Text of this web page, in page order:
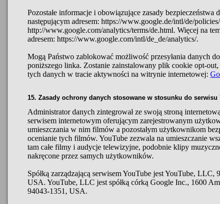
Pozostałe informacje i obowiązujące zasady
następującym adresem: https://www.google.de/intl/de/
http://www.google.com/analytics/terms/de.html. Więcej na
adresem: https://www.google.com/intl/de_de/analytics/.
Mogą Państwo zablokować możliwość przesyłania danych
poniższego linka. Zostanie zainstalowany plik cookie opt-
tych danych w tracie aktywności na witrynie internetowej:
15. Zasady ochrony danych stosowane w stosunku do serwisu
Administrator danych zintegrował ze swoją stroną
serwisem internetowym oferującym zarejestrowanym
umieszczania w nim filmów a pozostałym użytkownikom
ocenianie tych filmów. YouTube zezwala na umieszczanie
tam całe filmy i audycje telewizyjne, podobnie klipy
nakręcone przez samych użytkowników.
Spółką zarządzającą serwisem YouTube jest YouTube,
USA. YouTube, LLC jest spółką córką Google Inc., 1600
94043-1351, USA.